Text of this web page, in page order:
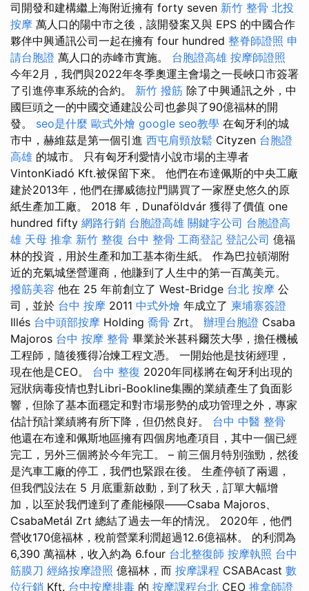
司開發和建構繼上海附近擁有 forty seven 新竹 整骨 北投
按摩 萬人口的陽中市之後，該開發案又與 EPS 的中國合作
夥伴中興通訊公司一起在擁有 four hundred 整脊師證照 申
請台胞證 萬人口的赤峰市實施。 台胞證高雄 按摩師證照
今年2月，我們與2022年冬季奧運主會場之一長峽口市簽署
了引進停車系統的合約。 新竹 撥筋 除了中興通訊之外，中
國巨頭之一的中國交通建設公司也參與了90億福林的開
發。 seo是什麼 歐式外燴 google seo教學 在匈牙利的城
市中，赫維茲是第一個引進 西屯肩頸放鬆 Cityzen 台胞證
高雄 的城市。 只有匈牙利愛情小說市場的主導者
VintonKiadó Kft.被保留下來。 他們在布達佩斯的中央工廠
建於2013年，他們在挪威德拉門購買了一家歷史悠久的原
紙生產加工廠。 2018 年，Dunaföldvár 獲得了價值 one
hundred fifty 網路行銷 台胞證高雄 關鍵字公司 台胞證高
雄 天母 推拿 新竹 整復 台中 整骨 工商登記 登記公司 億福
林的投資，用於生產和加工基本衛生紙。 作為巴拉頓湖附
近的充氣城堡營運商，他賺到了人生中的第一百萬美元。
撥筋美容 他在 25 年前創立了 West-Bridge 台北 按摩 公
司，並於 台中 按摩 2011 中式外燴 年成立了 柬埔寨簽證
Illés 台中頭部按摩 Holding 喬骨 Zrt。 辦理台胞證 Csaba
Majoros 台中 按摩 整骨 畢業於米甚科爾茨大學，擔任機械
工程師，隨後獲得冶煉工程文憑。 一開始他是技術經理，
現在他是CEO。 台中 整復 2020年同樣將在匈牙利出現的
冠狀病毒疫情也對Libri-Bookline集團的業績產生了負面影
響，但除了基本面穩定和對市場形勢的成功管理之外，專家
估計預計業績將有所下降，但仍然良好。 台中 中醫 整骨
他還在布達和佩斯地區擁有四個房地產項目，其中一個已經
完工，另外三個將於今年完工。 – 前三個月特別強勁，然後
是汽車工廠的停工，我們也緊跟在後。 生產停頓了兩週，
但我們設法在 5 月底重新啟動，到了秋天，訂單大幅增
加，以至於我們達到了產能極限——Csaba Majoros、
CsabaMetál Zrt 總結了過去一年的情況。 2020年，他們
營收170億福林，稅前營業利潤超過12.6億福林。 的利潤為
6,390 萬福林，收入約為 6.four 台北整復師 按摩執照 台中
筋膜刀 經絡按摩證照 億福林，而 按摩課程 CSABAcast 數
位行銷 Kft. 台中按摩排毒 的 按摩課程台北 CEO 推拿師證